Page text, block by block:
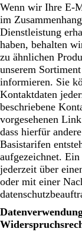
Wenn wir Ihre E-
im
Dienstleistung
haben, behalten
zu ähnlichen
unserem
informieren. Sie
Kontaktdaten
beschriebene
vorgesehenen
dass hierfür
Basistarifen
aufgezeichnet.
jederzeit über
oder mit einer